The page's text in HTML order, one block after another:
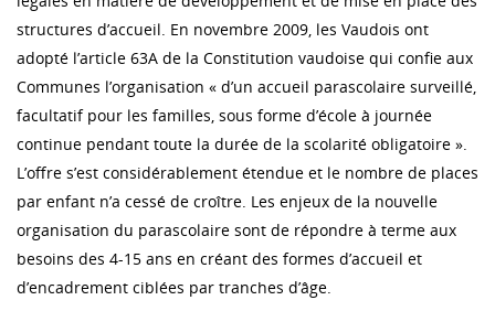
structures d’accueil. En novembre 2009, les Vaudois ont
adopté l’article 63A de la Constitution vaudoise qui confie aux
Communes l’organisation « d’un accueil parascolaire surveillé,
facultatif pour les familles, sous forme d’école à journée
continue pendant toute la durée de la scolarité obligatoire ».
L’offre s’est considérablement étendue et le nombre de places
par enfant n’a cessé de croître. Les enjeux de la nouvelle
organisation du parascolaire sont de répondre à terme aux
besoins des 4-15 ans en créant des formes d’accueil et
d’encadrement ciblées par tranches d’âge.